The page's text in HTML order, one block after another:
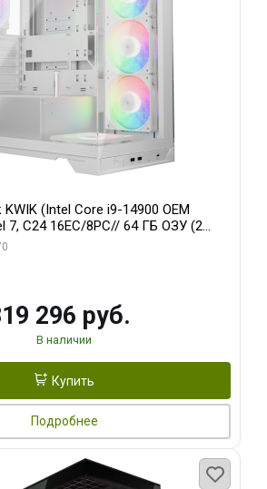
(Intel Core i9-14900 OEM
7, C24 16EC/8PC// 64 ГБ ОЗУ (2
XTREME WATERFORCE
296 руб.
В наличии
Купить
Подробнее